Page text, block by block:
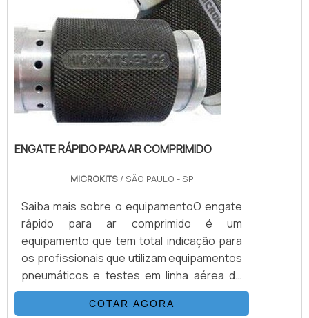
ENGATE RÁPIDO PARA AR COMPRIMIDO
MICROKITS / SÃO PAULO - SP
Saiba mais sobre o equipamentoO engate
rápido para ar comprimido é um
equipamento que tem total indicação para
os profissionais que utilizam equipamentos
pneumáticos e testes em linha aérea de
automação de válvulas, ou até em
equipamentos alimentados por ar
COTAR AGORA